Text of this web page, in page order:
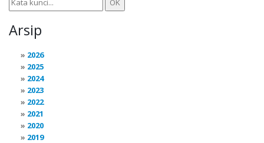
Arsip
2026
2025
2024
2023
2022
2021
2020
2019